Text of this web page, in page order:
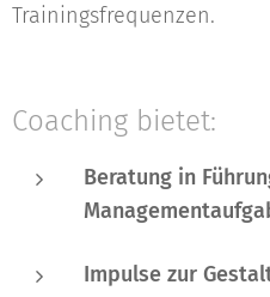
Trainingsfrequenzen.
Coaching bietet:
Beratung in
Impulse zur